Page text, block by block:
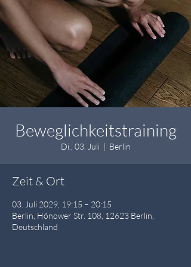
Beweglichkeitstraining
Di., 03. Juli
  |
Berlin
Zeit & Ort
03. Juli 2029, 19:15 – 20:15
Berlin, Hönower Str. 108, 12623 Berlin,
Deutschland